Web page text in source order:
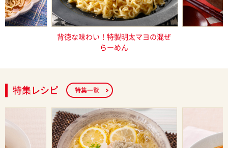
背徳な味わい！特製明太マヨの混ぜ
らーめん
特集レシピ 特集一覧